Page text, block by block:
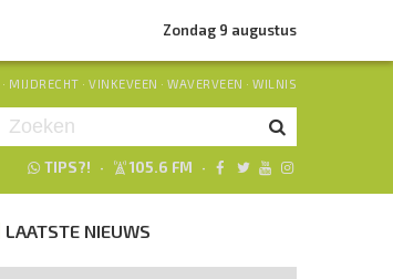
Zondag 9 augustus
· MIJDRECHT · VINKEVEEN · WAVERVEEN · WILNIS
TIPS?! · 105.6 FM ·
LAATSTE NIEUWS